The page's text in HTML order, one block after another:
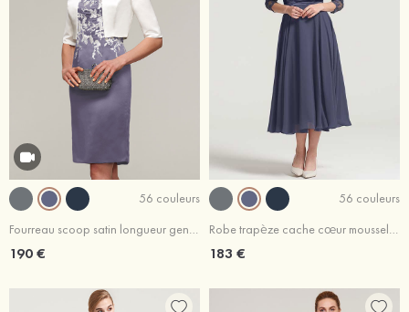
56 couleurs
Fourreau scoop satin longueur genou robe de mère de la mariée avec appliqué veste
190 €
56 couleurs
Robe trapèze cache cœur mousseline longueur mollet robe de mère de la mariée avec plissé veste
183 €